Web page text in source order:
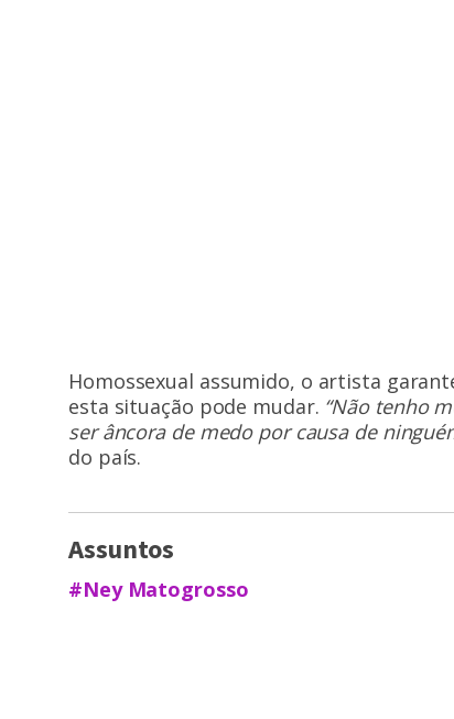
Homossexual assumido, o artista
esta situação pode mudar. “Não tenho
ser âncora de medo por causa de
do país.
Assuntos
#Ney Matogrosso